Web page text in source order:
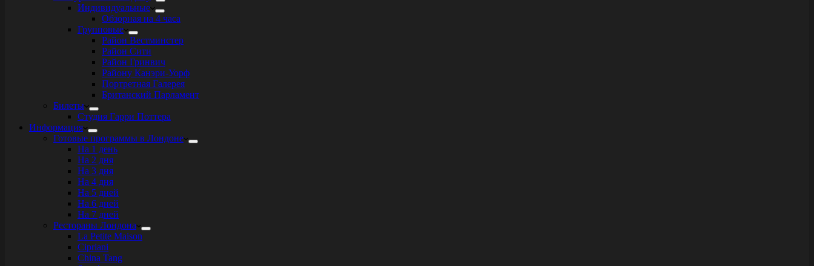
Индивидуальные
Обзорная на 4 часа
Групповые
Район Вестминстер
Район Сити
Район Гринвич
Району Канэри-Уорф
Портретная Галерея
Британский Парламент
Билеты
Студия Гарри Поттера
Информация
Готовые программы в Лондоне
На 1 день
На 2 дня
На 3 дня
На 4 дня
На 5 дней
На 6 дней
На 7 дней
Рестораны Лондона
La Petite Maison
Cipriani
China Tang